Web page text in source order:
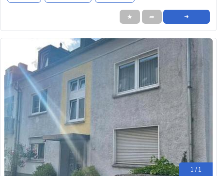
★ ➦ ➜
1 / 1